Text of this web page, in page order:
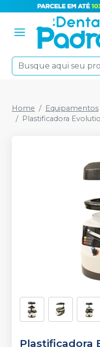
Home Equipamentos
Plastificadora
Plastificadora